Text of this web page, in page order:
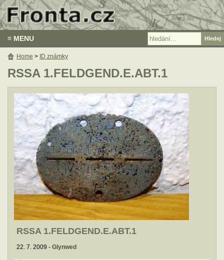
≡ MENU
RSSA 1.FELDGEND.E.ABT.1
RSSA 1.FELDGEND.E.ABT.1
22. 7. 2009 - Glynwed
Home > ID známky